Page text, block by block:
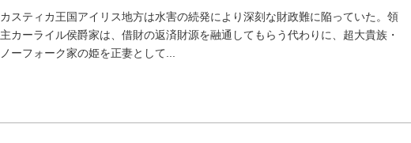
カスティカ王国アイリス地方は水害の続発により深刻な財政難に陥っていた。領
主カーライル侯爵家は、借財の返済財源を融通してもらう代わりに、超大貴族・
ノーフォーク家の姫を正妻として...